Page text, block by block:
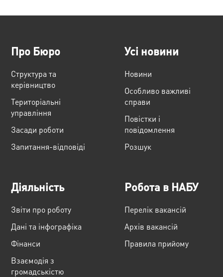
Про Бюро
Структура та
керівництво
Територіальні
управління
Засади роботи
Запитання-відповіді
Усі новини
Новини
Особливо важливі
справи
Повістки і
повідомлення
Розшук
Діяльність
Звіти про роботу
Дані та інфографіка
Фінанси
Взаємодія з
громадськістю
Робота в НАБУ
Перелік вакансій
Архів вакансій
Правила прийому